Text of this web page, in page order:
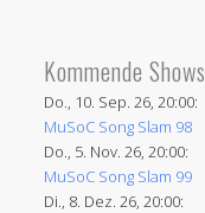
Kommende Shows
Do., 10. Sep. 26, 20:00:
MuSoC Song Slam 98
Do., 5. Nov. 26, 20:00:
MuSoC Song Slam 99
Di., 8. Dez. 26, 20:00: